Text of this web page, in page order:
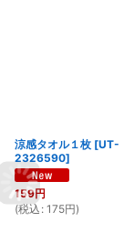
涼感タオル１枚 [UT-
2326590]
159円
(税込 : 175円)